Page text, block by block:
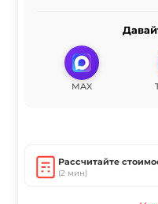
MAX
Рассчитайте
(2 мин)